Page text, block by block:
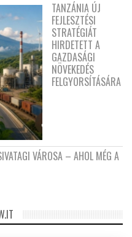
TANZÁNIA ÚJ
FEJLESZTÉSI
STRATÉGIÁT
HIRDETETT A
GAZDASÁGI
NÖVEKEDÉS
FELGYORSÍTÁSÁRA
VÁROSA – AHOL MÉG A